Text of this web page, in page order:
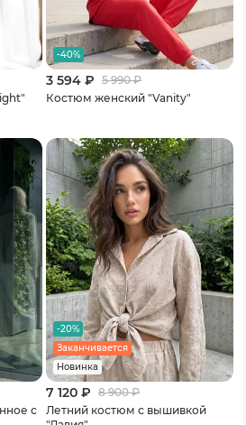
-40%
3 594 ₽ 5 990₽
Костюм женский "Vanity"
с
-20%
Заканчивается
Новинка
7 120 ₽ 8 900₽
Летний костюм с вышивкой